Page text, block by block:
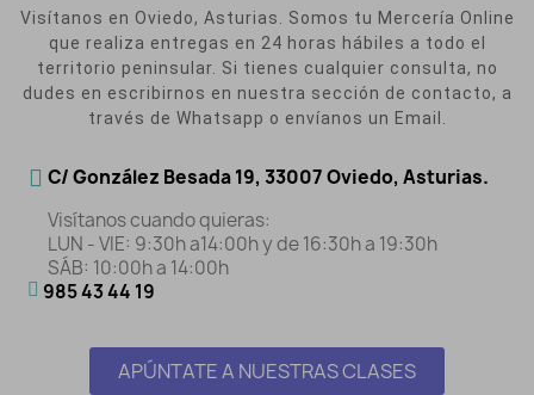
Visítanos en Oviedo, Asturias. Somos tu Mercería Online
que realiza entregas en 24 horas hábiles a todo el
territorio peninsular. Si tienes cualquier consulta, no
dudes en escribirnos en nuestra sección de contacto, a
través de Whatsapp o envíanos un Email.
C/ González Besada 19, 33007 Oviedo, Asturias.
Visítanos cuando quieras:
LUN - VIE: 9:30h a14:00h y de 16:30h a 19:30h
SÁB: 10:00h a 14:00h
985 43 44 19
APÚNTATE A NUESTRAS CLASES